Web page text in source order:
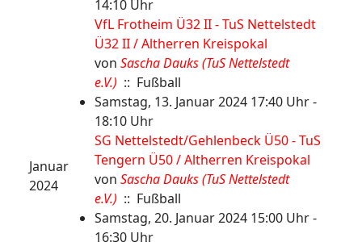
Januar
2024
14:10 Uhr
VfL Frotheim Ü32 II - TuS Nettelstedt
Ü32 II / Altherren Kreispokal
von Sascha Dauks (TuS Nettelstedt
e.V.) :: Fußball
Samstag, 13. Januar 2024 17:40 Uhr -
18:10 Uhr
SG Nettelstedt/Gehlenbeck Ü50 - TuS
Tengern Ü50 / Altherren Kreispokal
von Sascha Dauks (TuS Nettelstedt
e.V.) :: Fußball
Samstag, 20. Januar 2024 15:00 Uhr -
16:30 Uhr